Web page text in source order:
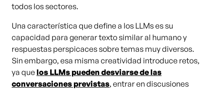
todos los sectores.
Una característica que define a los LLMs es su
capacidad para generar texto similar al humano y
respuestas perspicaces sobre temas muy diversos.
Sin embargo, esa misma creatividad introduce retos,
ya quelos LLMs pueden desviarse de las
conversaciones previstas, entrar en discusiones